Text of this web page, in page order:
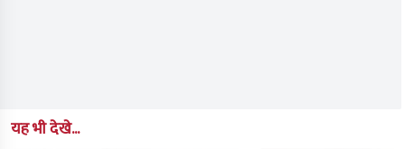
यह भी देखे...